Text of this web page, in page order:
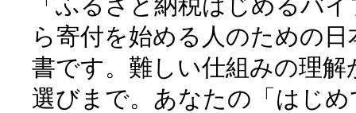
「ふるさと納税はじめるバ
ら寄付を始める人のための
書です。難しい仕組みの理
選びまで。あなたの「はじ